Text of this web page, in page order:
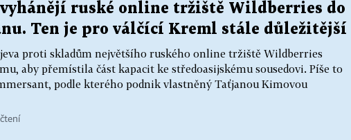
ruské online tržiště Wildberries do
Ten je pro válčící Kreml stále důležitější
proti skladům největšího ruského online tržiště Wildberries
aby přemístila část kapacit ke středoasijskému sousedovi. Píše to
podle kterého podnik vlastněný Taťjanou Kimovou